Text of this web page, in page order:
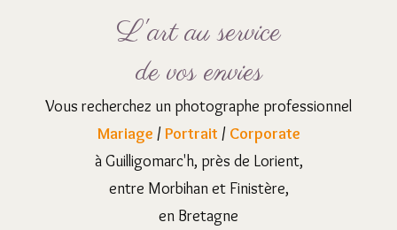
L'art au service
de vos envies
Vous recherchez un photographe professionnel
Mariage /Portrait / Corporate
à Guilligomarc'h, près de Lorient,
entre Morbihan et Finistère,
en Bretagne